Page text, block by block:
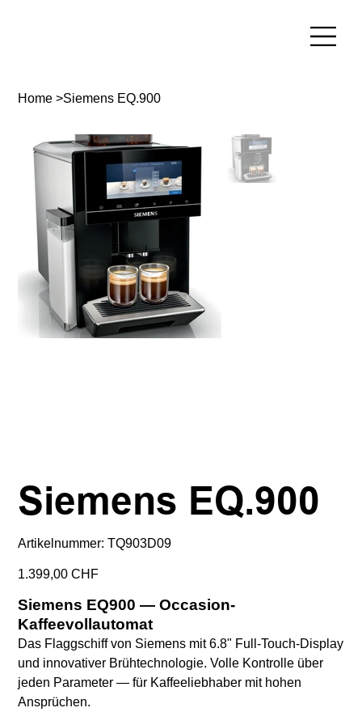
Home >Siemens EQ.900
Siemens EQ.900
Artikelnummer: Artikelnummer:
TQ903D09
TQ903D09
Preis
1.399,00 CHF
Siemens EQ900 — Occasion-
Kaffeevollautomat
Das Flaggschiff von Siemens mit 6.8" Full-Touch-Display
und innovativer Brühtechnologie. Volle Kontrolle über
jeden Parameter — für Kaffeeliebhaber mit hohen
Ansprüchen.